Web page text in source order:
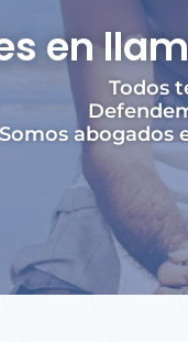
en
Todos
Somos abogados